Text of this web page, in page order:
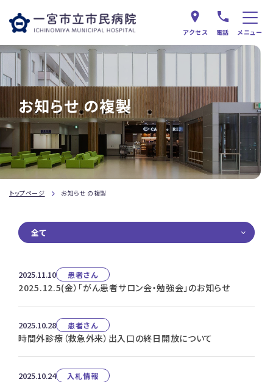
アクセス 電話 メニュー
お知らせ の複製
トップページ お知らせ の複製
2025.11.10 患者さん
2025.12.5(金）「がん患者サロン会・勉強会」のお知らせ
2025.10.28 患者さん
時間外診療（救急外来）出入口の終日開放について
2025.10.24 入札情報